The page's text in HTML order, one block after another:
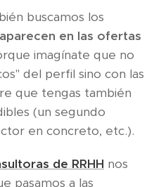
buscamos los
en las ofertas
imagínate que no
del perfil sino con las
que tengas también
(un segundo
en concreto, etc.).
de RRHH nos
pasamos a las